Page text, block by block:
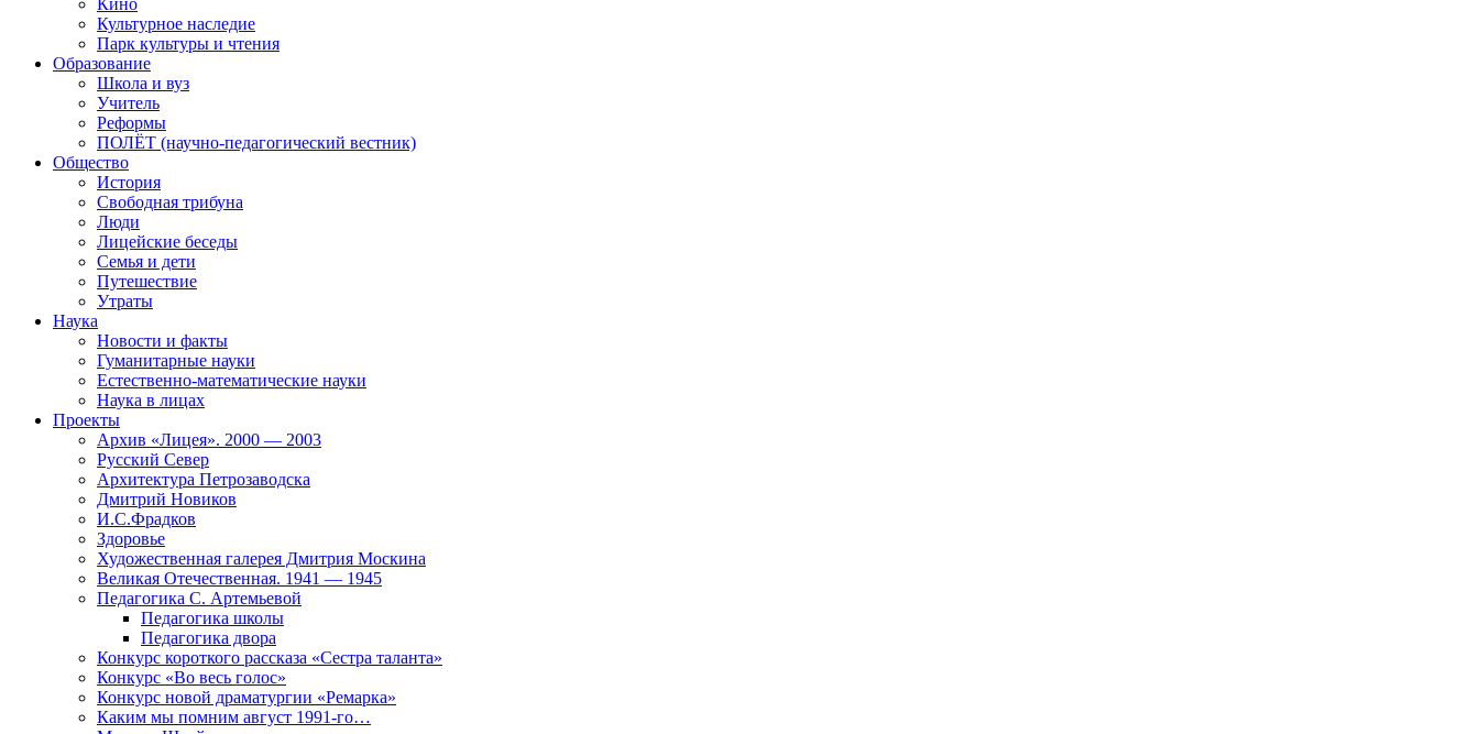
Культурное наследие
Парк культуры и чтения
Образование
Школа и вуз
Учитель
Реформы
ПОЛЁТ (научно-педагогический вестник)
Общество
История
Свободная трибуна
Люди
Лицейские беседы
Семья и дети
Путешествие
Утраты
Наука
Новости и факты
Гуманитарные науки
Естественно-математические науки
Наука в лицах
Проекты
Архив «Лицея». 2000 — 2003
Русский Север
Архитектура Петрозаводска
Дмитрий Новиков
И.С.Фрадков
Здоровье
Художественная галерея Дмитрия Москина
Великая Отечественная. 1941 — 1945
Педагогика С. Артемьевой
Педагогика школы
Педагогика двора
Конкурс короткого рассказа «Сестра таланта»
Конкурс «Во весь голос»
Конкурс новой драматургии «Ремарка»
Каким мы помним август 1991-го…